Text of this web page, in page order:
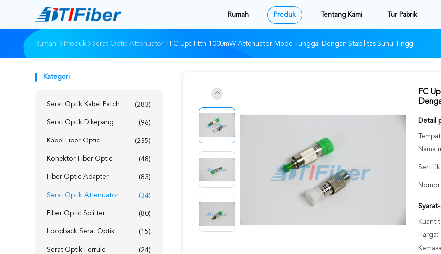
Rumah Produk Tentang Kami Tur Pabrik
Rumah Produk Serat Optik Attenuator FC Upc Ftth 1000mW Attenuator Mode Tunggal Dengan Stabilitas Suhu Tinggi
Kategori
Serat Optik Kabel Patch (283)
Serat Optik Dikepang (96)
Kabel Fiber Optic (235)
Konektor Fiber Optic (48)
Fiber Optic Adapter (83)
Serat Optik Attenuator (34)
Fiber Optic Splitter (80)
Loopback Serat Optik (15)
Serat Optik Ferrule (24)
FC
Detail
Nama
Harga: